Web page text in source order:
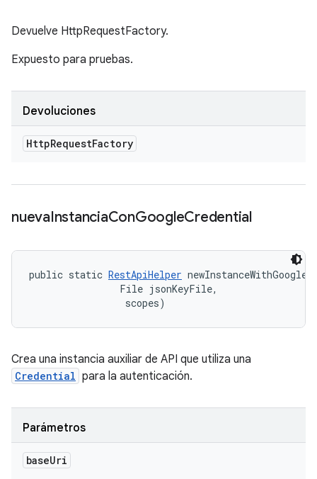
Devuelve HttpRequestFactory.
Expuesto para pruebas.
Devoluciones
HttpRequestFactory
nuevaInstanciaConGoogleCredential
public static RestApiHelper
                File jsonKeyFile,
scopes)
Crea una instancia auxiliar de API que utiliza una
Credential para la autenticación.
Parámetros
baseUri